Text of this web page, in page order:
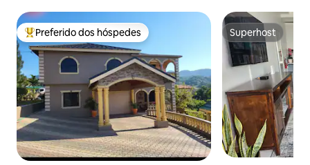
Entre os melhores preferidos dos hóspedes
Preferido dos hóspedes Superhost
Superhost